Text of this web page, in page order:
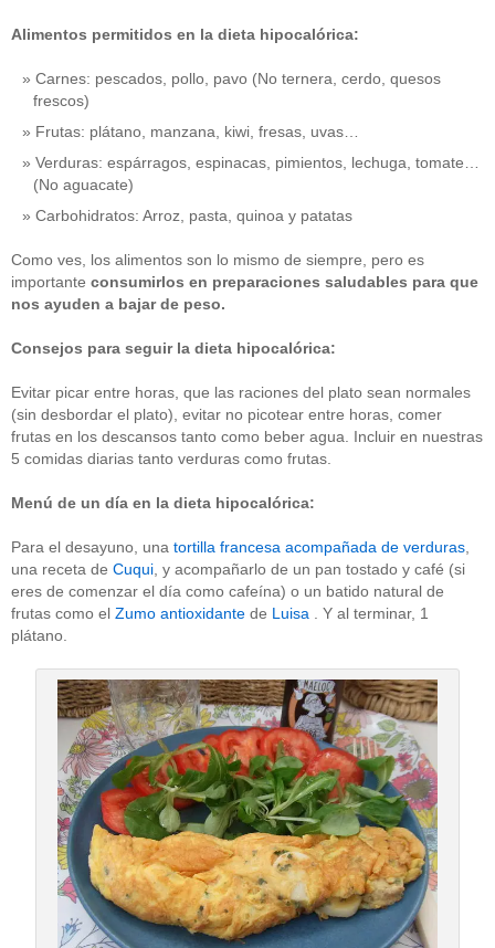
Alimentos permitidos en la dieta hipocalórica:
Carnes: pescados, pollo, pavo (No ternera, cerdo, quesos
frescos)
Frutas: plátano, manzana, kiwi, fresas, uvas…
Verduras: espárragos, espinacas, pimientos, lechuga, tomate…
(No aguacate)
Carbohidratos: Arroz, pasta, quinoa y patatas
Como ves, los alimentos son lo mismo de siempre, pero es
importante consumirlos en preparaciones saludables para que
nos ayuden a bajar de peso.
Consejos para seguir la dieta hipocalórica:
Evitar picar entre horas, que las raciones del plato sean normales
(sin desbordar el plato), evitar no picotear entre horas, comer
frutas en los descansos tanto como beber agua. Incluir en nuestras
5 comidas diarias tanto verduras como frutas.
Menú de un día en la dieta hipocalórica:
Para el desayuno, una tortilla francesa acompañada de verduras
una receta de Cuqui , y acompañarlo de un pan tostado y café (si
eres de comenzar el día como cafeína) o un batido natural de
frutas como el Zumo antioxidante de Luisa . Y al terminar, 1
plátano.